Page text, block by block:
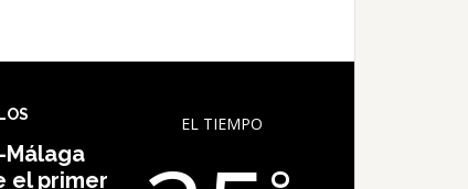
el primer
EL TIEMPO